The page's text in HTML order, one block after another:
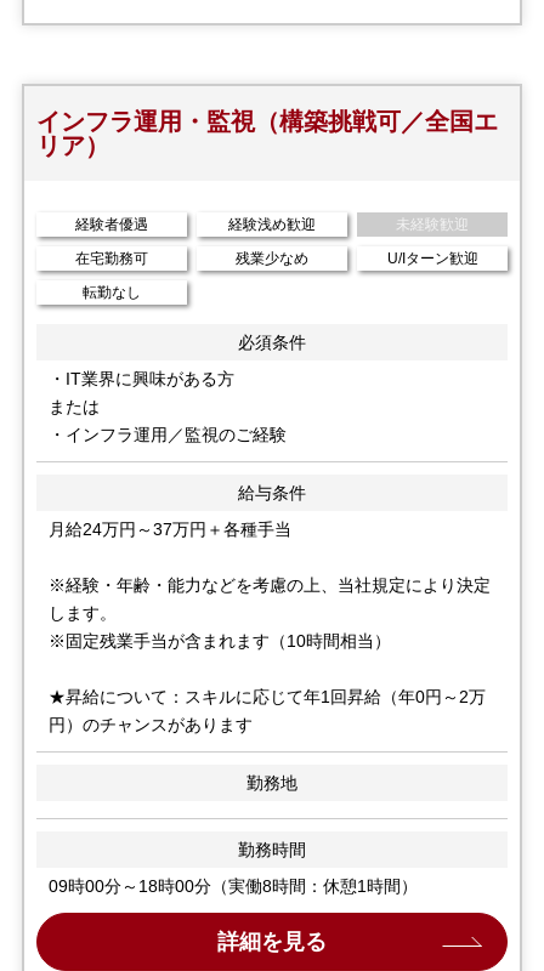
インフラ運用・監視（構築挑戦可／全国エ
リア）
経験者優遇 経験浅め歓迎
未経験歓迎
在宅勤務可
残業少なめ
U/Iターン歓迎
転勤なし
必須条件
・IT業界に興味がある方
または
・インフラ運用／監視のご経験
給与条件
月給24万円～37万円＋各種手当
※経験・年齢・能力などを考慮の上、当社規定により決定
します。
※固定残業手当が含まれます（10時間相当）
★昇給について：スキルに応じて年1回昇給（年0円～2万
円）のチャンスがあります
勤務地
勤務時間
09時00分～18時00分（実働8時間：休憩1時間）
詳細を見る